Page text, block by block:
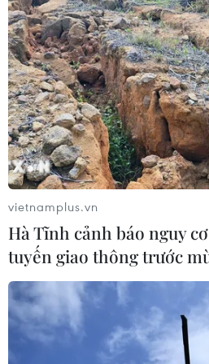
#Máy tính #Thành phố Hồ Chí
#Tập đoàn công nghệ
#Sở Giao dịch Chứng khoán
Tp. Hồ Chí Minh
vietnamplus.vn
Hà Tĩnh cảnh báo nguy
tuyến giao thông trước